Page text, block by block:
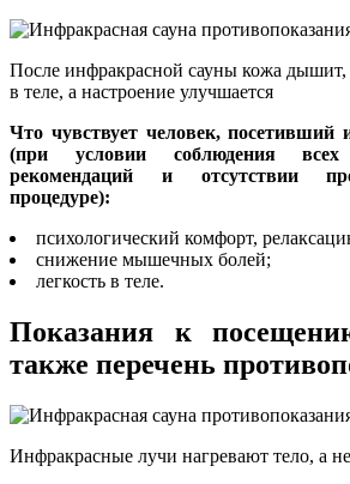
После инфракрасной сауны кожа дышит,
в теле, а настроение улучшается
Что чувствует человек, посетивший
(при условии соблюдения всех
рекомендаций и отсутствии
процедуре):
психологический комфорт,
снижение мышечных болей;
легкость в теле.
Показания к
также перечень
Инфракрасные лучи нагревают тело, а